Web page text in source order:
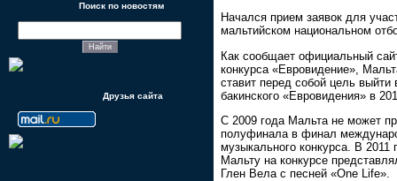
Поиск по новостям
Друзья сайта
Начался прием заявок для
мальтийском национальном
Как сообщает официальный
конкурса «Евровидение»,
ставит перед собой цель
бакинского «Евровидения» в
С 2009 года Мальта не может
полуфинала в финал
музыкального конкурса. В 2011
Мальту на конкурсе
Глен Вела с песней «One Life».